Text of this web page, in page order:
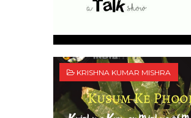
KRISHNA KUMAR MISHRA